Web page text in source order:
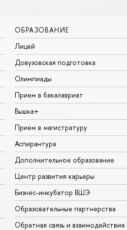
ОБРАЗОВАНИЕ
Лицей
Довузовская подготовка
Олимпиады
Прием в бакалавриат
Вышка+
Прием в магистратуру
Аспирантура
Дополнительное образование
Центр развития карьеры
Бизнес-инкубатор ВШЭ
Образовательные партнерства
Обратная связь и взаимодействие